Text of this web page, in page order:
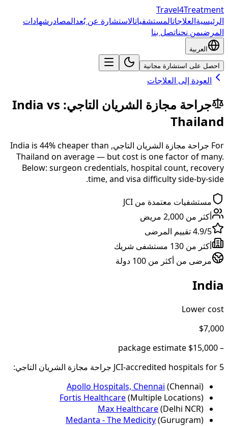
Travel4Treatment
الرئيسيةالعلاجاتالمستشفياتالاستشارة عن بُعدالمصادر شهادات
المرضىمن نحناتصل بنا
العربية
احصل على استشارة مجانية
العودة إلى العلاجات
جراحة مجازة الشريان التاجي:
India vs
Thailand
For جراحة مجازة الشريان التاجي,
India is 44% cheaperthan
Thailand on average — but cost is one factor of many.
Below: surgeon credentials, hospital count, recovery
time, and visa difficulty side-by-side.
مستشفيات معتمدة من JCI
أكثر من 2,000 مريض
4.9/5 تقييم المرضى
أكثر من 130 مستشفى شريك
مرضى من أكثر من 100 دولة
India
Lower cost
$7,000
–
$15,000
5
s for جراحة مجازة الشريان التاجي:
Apollo Hospitals, Chennai (Chennai)
Fortis Healthcare(Multiple Locations)
Max Healthcare(Delhi NCR)
Medanta - The Medicity(Gurugram)